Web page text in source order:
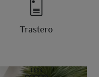
Trastero